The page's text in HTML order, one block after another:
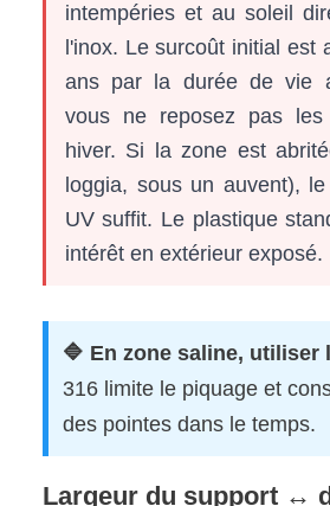
intempéries et au soleil
l'inox. Le surcoût initial est
ans par la durée de vie
vous ne reposez pas
hiver. Si la zone est
loggia, sous un auvent),
UV suffit. Le plastique
intérêt en extérieur exposé.
🔷 En zone saline, utiliser
316 limite le piquage et
des pointes dans le temps.
Largeur du support ↔